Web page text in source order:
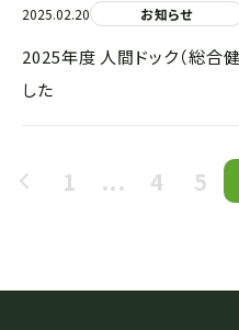
2025.02.20 お知らせ
2025年度 人間ドック（総合
した
1 ... 4 5